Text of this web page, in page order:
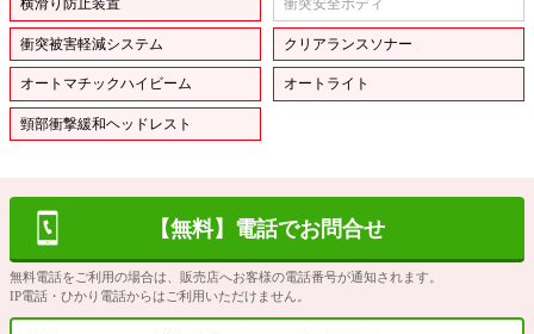
横滑り防止装置 衝突安全ボディ
衝突被害軽減システム クリアランスソナー
オートマチックハイビーム オートライト
頸部衝撃緩和ヘッドレスト
【無料】電話でお問合せ
無料電話をご利用の場合は、販売店へお客様の電話番号が通知されます。
IP電話・ひかり電話からはご利用いただけません。